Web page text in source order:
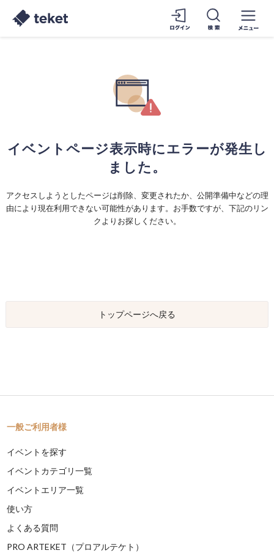
イベントページ表示時にエラーが発生し
ました。
アクセスしようとしたページは削除、変更されたか、公開準備中などの理
由により現在利用できない可能性があります。お手数ですが、下記のリン
クよりお探しください。
トップページへ戻る
一般ご利用者様
イベントを探す
イベントカテゴリ一覧
イベントエリア一覧
使い方
よくある質問
PRO ARTEKET（プロアルテケト）